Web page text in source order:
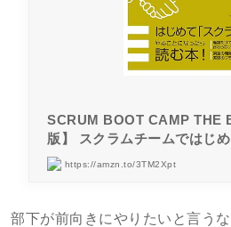
SCRUM BOOT CAMP THE
版】 スクラムチームではじ
https://amzn.to/3TM2Xpt
部下が前向きにやりたいと言う